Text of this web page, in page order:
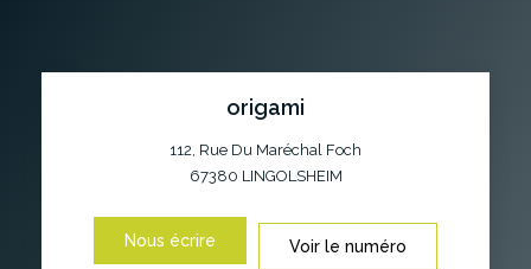
origami
112, Rue Du Maréchal Foch
67380 LINGOLSHEIM
Nous écrire Voir le numéro